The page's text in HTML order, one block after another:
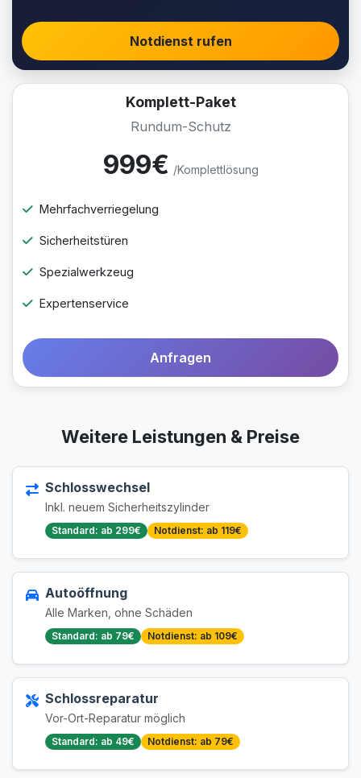
Notdienst rufen
Komplett-Paket
Rundum-Schutz
999€ /Komplettlösung
Mehrfachverriegelung
Sicherheitstüren
Spezialwerkzeug
Expertenservice
Anfragen
Weitere Leistungen & Preise
Schlosswechsel
Inkl. neuem Sicherheitszylinder
Standard: ab 299€ Notdienst: ab 119€
Autoöffnung
Alle Marken, ohne Schäden
Standard: ab 79€ Notdienst: ab 109€
Schlossreparatur
Vor-Ort-Reparatur möglich
Standard: ab 49€ Notdienst: ab 79€